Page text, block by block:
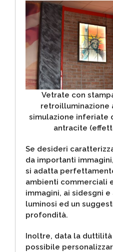
Vetrate con
retroilluminazione
simulazione inferiate
antracite
Se desideri
da importanti
si adatta
ambienti commerciali
immagini, ai sidesgni
luminosi ed un
profondità.
Inoltre, data la
possibile